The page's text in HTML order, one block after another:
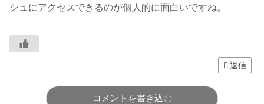
シュにアクセスできるのが個人的に面白いですね。
返信
コメントを書き込む